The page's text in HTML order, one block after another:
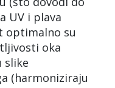
UV i plava
optimalno su
oka
slike
(harmoniziraju